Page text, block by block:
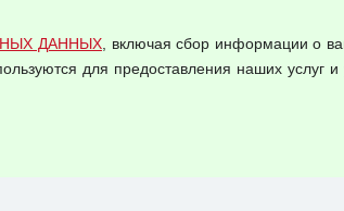
ДАННЫХ, включая сбор информации о
для предоставления наших услуг и
аккаунт.